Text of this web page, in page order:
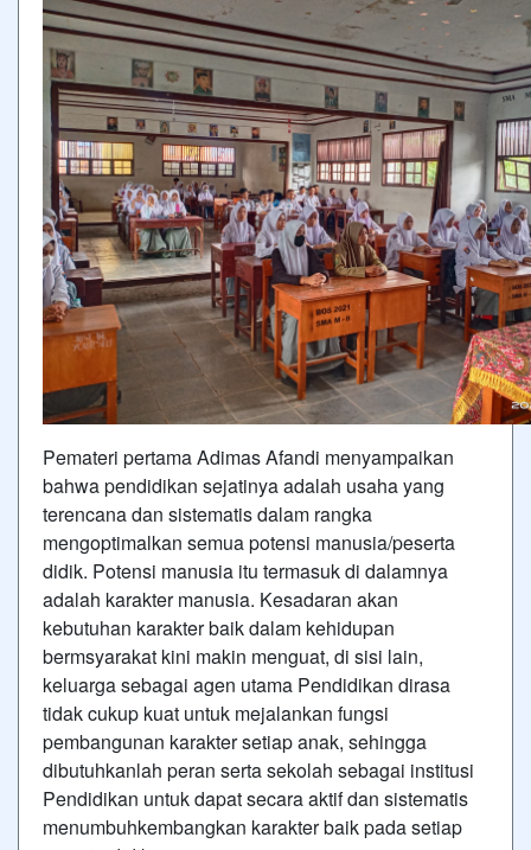
Pemateri pertama Adimas Afandi menyampaikan
bahwa pendidikan sejatinya adalah usaha yang
terencana dan sistematis dalam rangka
mengoptimalkan semua potensi manusia/peserta
didik. Potensi manusia itu termasuk di dalamnya
adalah karakter manusia. Kesadaran akan
kebutuhan karakter baik dalam kehidupan
bermsyarakat kini makin menguat, di sisi lain,
keluarga sebagai agen utama Pendidikan dirasa
tidak cukup kuat untuk mejalankan fungsi
pembangunan karakter setiap anak, sehingga
dibutuhkanlah peran serta sekolah sebagai institusi
Pendidikan untuk dapat secara aktif dan sistematis
menumbuhkembangkan karakter baik pada setiap